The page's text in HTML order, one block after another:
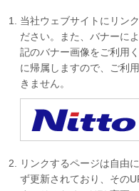
当社ウェブサイトにリン
ださい。また、バナーに
記のバナー画像をご利用
に帰属しますので、ご利
きません。
リンクするページは自由
ず更新されており、その